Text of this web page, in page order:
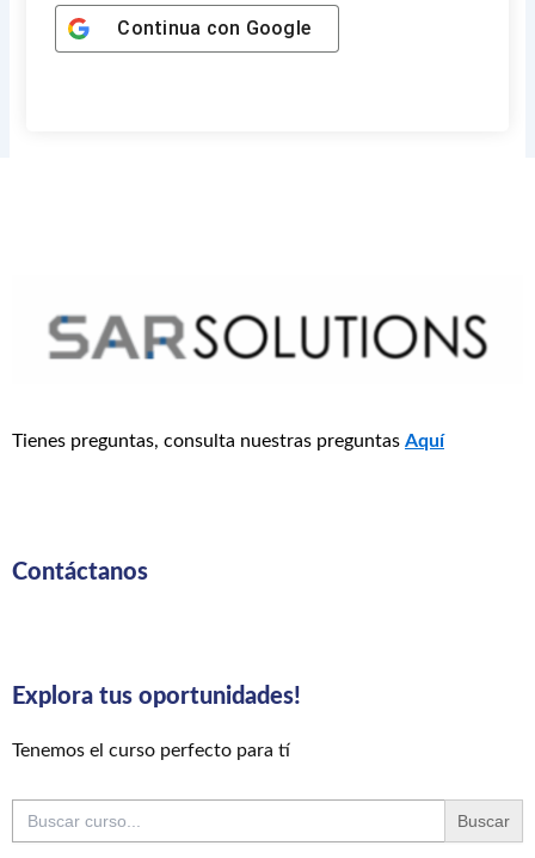
Continua con Google
Tienes preguntas, consulta nuestras preguntas Aquí
Contáctanos
Explora tus oportunidades!
Tenemos el curso perfecto para tí
Buscar: